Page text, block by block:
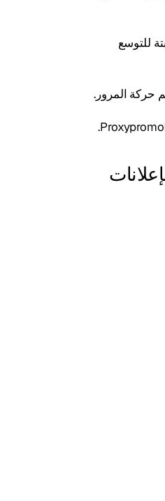
للتوسع
حركة المرور.